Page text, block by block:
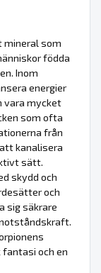
mineral som
födda
Inom
energier
vara mycket
som ofta
från
kanalisera
sätt.
skydd och
och
sig säkrare
och en